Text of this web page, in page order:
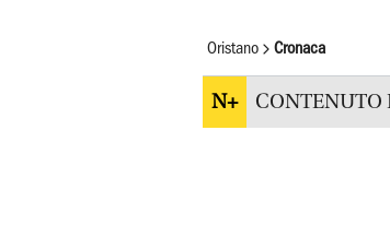
Oristano Cronaca
N+ CONTENUTO